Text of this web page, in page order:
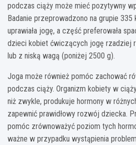
podczas ciąży może mieć pozytywny
Badanie przeprowadzono na grupie
uprawiała jogę, a część preferowała
dzieci kobiet ćwiczących jogę rzadziej
lub z niską wagą (poniżej 2500 g).
Joga może również pomóc zachować
podczas ciąży. Organizm kobiety w
niż zwykle, produkuje hormony w
zapewnić prawidłowy rozwój dziecka.
pomóc zrównoważyć poziom tych
ważne w przypadku wystąpienia